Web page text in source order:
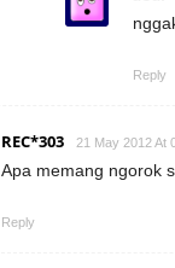
Reply
REC*303 21 May 2012 At
Apa memang ngorok
Reply